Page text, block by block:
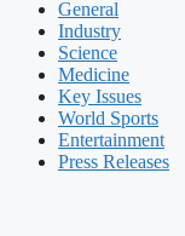
General
Industry
Science
Medicine
Key Issues
World Sports
Entertainment
Press Releases